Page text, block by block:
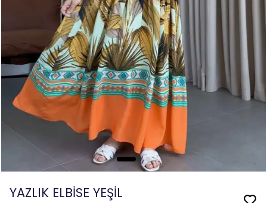
YAZLIK ELBİSE YEŞİL